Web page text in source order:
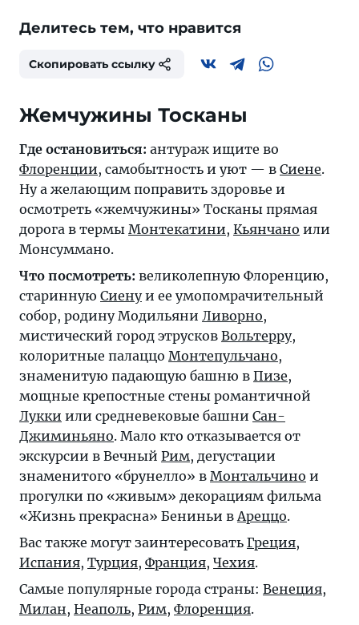
Делитесь тем, что нравится
Скопировать ссылку
Жемчужины Тосканы
Где остановиться: антураж ищите во
Флоренции, самобытность и уют — в Сиене.
Ну а желающим поправить здоровье и
осмотреть «жемчужины» Тосканы прямая
дорога в термы Монтекатини, Кьянчано или
Монсуммано.
Что посмотреть: великолепную Флоренцию,
старинную Сиенуи ее умопомрачительный
собор, родину Модильяни Ливорно,
мистический город этрусков Вольтерру,
колоритные палаццо Монтепульчано,
знаменитую падающую башню в Пизе,
мощные крепостные стены романтичной
Лукки или средневековые башни Сан-
Джиминьяно. Мало кто отказывается от
экскурсии в Вечный Рим, дегустации
знаменитого «брунелло» в Монтальчино и
прогулки по «живым» декорациям фильма
«Жизнь прекрасна» Бениньи вАреццо.
Вас также могут заинтересовать Греция,
Испания, Турция, Франция, Чехия.
Самые популярные города страны: Венеция,
Милан, Неаполь, Рим, Флоренция.